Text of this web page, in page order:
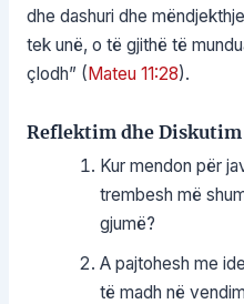
dhe dashuri dhe
tek unë, o të gjithë të
çlodh” (Mateu 11:28).
Reflektim dhe Diskutim
Kur mendon për
trembesh më
gjumë?
A pajtohesh me
të madh në